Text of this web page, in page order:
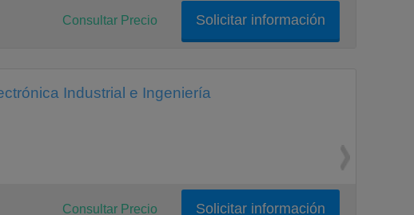
Solicitar información
Consultar Precio
Industrial e Ingeniería
Solicitar información
Consultar Precio